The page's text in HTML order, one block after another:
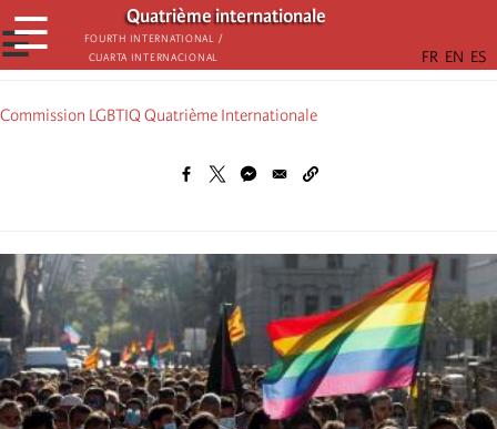
Aller
au
contenu
Quatrième internationale
Fourth International /
Cuarta Internacional
☰
☰
Commission LGBTIQ Quatrième Internationale